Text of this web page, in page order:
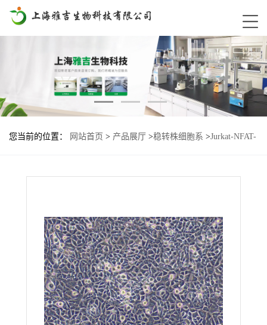
您当前的位置： 网站首页 > 产品展厅 >稳转株细胞系 >Jurkat-NFAT-